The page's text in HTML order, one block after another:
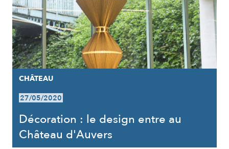
CHÂTEAU
27/05/2020
Décoration : le design entre au
Château d'Auvers